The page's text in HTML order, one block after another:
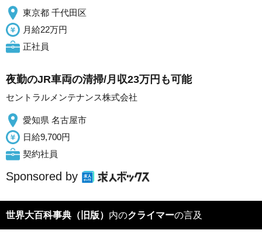
東京都 千代田区
月給22万円
正社員
夜勤のJR車両の清掃/月収23万円も可能
セントラルメンテナンス株式会社
愛知県 名古屋市
日給9,700円
契約社員
Sponsored by
世界大百科事典（旧版） 内のクライマーの言及